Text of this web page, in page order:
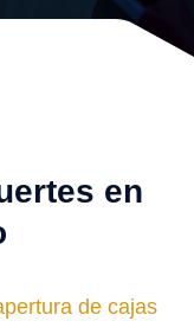
en
de cajas